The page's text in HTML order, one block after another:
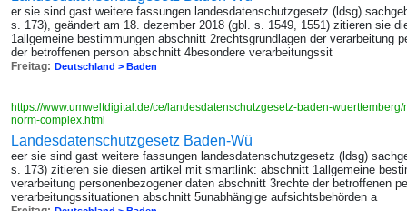
er sie sind gast weitere fassungen landesdatenschutzgesetz (ldsg)
s. 173), geändert am 18. dezember 2018 (gbl. s. 1549, 1551) zitieren sie
1allgemeine bestimmungen abschnitt 2rechtsgrundlagen der verarbeitung
der betroffenen person abschnitt 4besondere verarbeitungssit
Freitag: Deutschland > Baden
https://www.umweltdigital.de/ce/landesdatenschutzgesetz-baden-
norm-complex.html
Landesdatenschutzgesetz Baden-Wü
eer sie sind gast weitere fassungen landesdatenschutzgesetz (ldsg)
s. 173) zitieren sie diesen artikel mit smartlink: abschnitt 1allgemeine
verarbeitung personenbezogener daten abschnitt 3rechte der betroffenen
verarbeitungssituationen abschnitt 5unabhängige aufsichtsbehörden a